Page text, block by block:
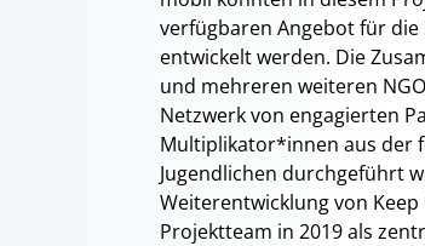
verfügbaren Angebot für
entwickelt werden. Die
und mehreren weiteren
Netzwerk von engagierten
Multiplikator*innen aus der
Jugendlichen durchgeführt
Weiterentwicklung von
Projektteam in 2019 als